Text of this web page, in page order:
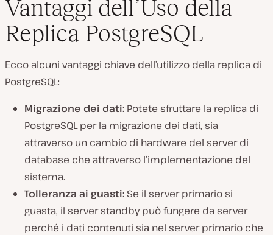
Vantaggi dell’Uso della
Replica PostgreSQL
Ecco alcuni vantaggi chiave dell’utilizzo della replica di
PostgreSQL:
Migrazione dei dati: Potete sfruttare la replica di
PostgreSQL per la migrazione dei dati, sia
attraverso un cambio di hardware del server di
database che attraverso l’implementazione del
sistema.
Tolleranza ai guasti: Se il server primario si
guasta, il server standby può fungere da server
perché i dati contenuti sia nel server primario che